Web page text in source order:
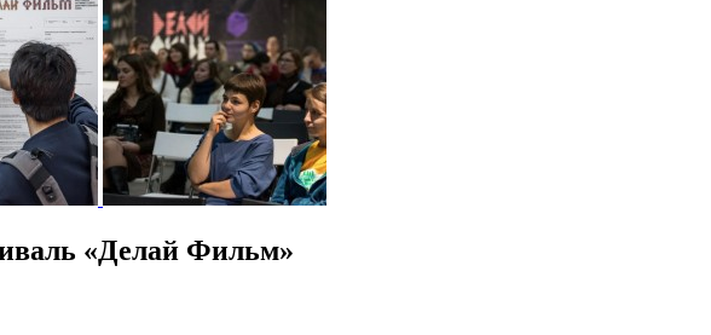
«Делай Фильм»